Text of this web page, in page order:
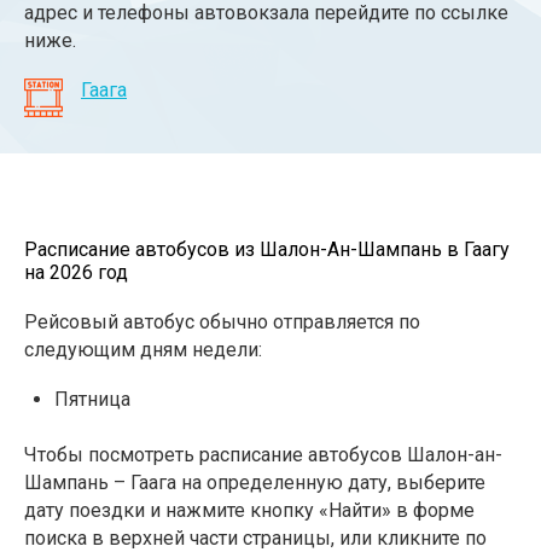
адрес и телефоны автовокзала перейдите по ссылке
ниже.
Гаага
Расписание автобусов из Шалон-Ан-Шампань в Гаагу
на 2026 год
Рейсовый автобус обычно отправляется по
следующим дням недели:
Пятница
Чтобы посмотреть расписание автобусов Шалон-ан-
Шампань – Гаага на определенную дату, выберите
дату поездки и нажмите кнопку «Найти» в форме
поиска в верхней части страницы, или кликните по